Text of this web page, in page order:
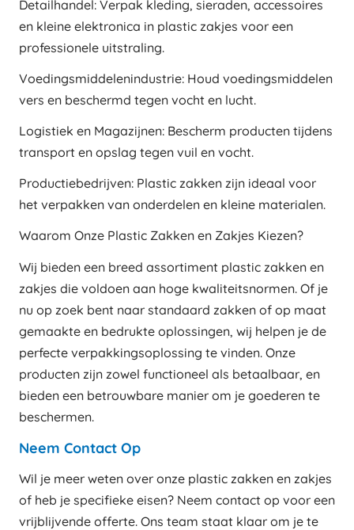
Detailhandel: Verpak kleding, sieraden, accessoires
en kleine elektronica in plastic zakjes voor een
professionele uitstraling.
Voedingsmiddelenindustrie: Houd voedingsmiddelen
vers en beschermd tegen vocht en lucht.
Logistiek en Magazijnen: Bescherm producten tijdens
transport en opslag tegen vuil en vocht.
Productiebedrijven: Plastic zakken zijn ideaal voor
het verpakken van onderdelen en kleine materialen.
Waarom Onze Plastic Zakken en Zakjes Kiezen?
Wij bieden een breed assortiment plastic zakken en
zakjes die voldoen aan hoge kwaliteitsnormen. Of je
nu op zoek bent naar standaard zakken of op maat
gemaakte en bedrukte oplossingen, wij helpen je de
perfecte verpakkingsoplossing te vinden. Onze
producten zijn zowel functioneel als betaalbaar, en
bieden een betrouwbare manier om je goederen te
beschermen.
Neem Contact Op
Wil je meer weten over onze plastic zakken en zakjes
of heb je specifieke eisen? Neem contact op voor een
vrijblijvende offerte. Ons team staat klaar om je te